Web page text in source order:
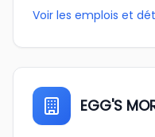
Voir les emplois et
EGG'S